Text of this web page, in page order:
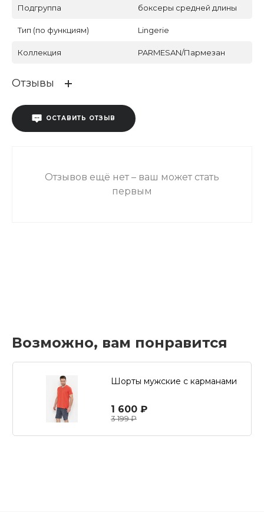
Подгруппа боксеры средней длины
Тип (по функциям) Lingerie
Коллекция PARMESAN/Пармезан
Отзывы
ОСТАВИТЬ ОТЗЫВ
Отзывов ещё нет – ваш может стать
первым
Возможно, вам понравится
Шорты мужские с карманами
1 600 ₽
3 199 ₽